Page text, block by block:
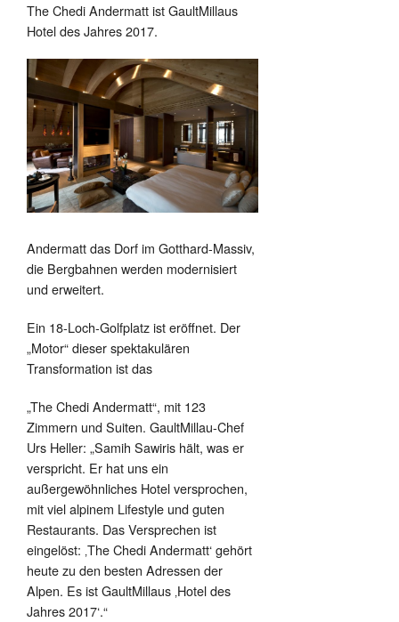
The Chedi Andermatt ist GaultMillaus
Hotel des Jahres 2017.
Andermatt das Dorf im Gotthard-Massiv,
die Bergbahnen werden modernisiert
und erweitert.
Ein 18-Loch-Golfplatz ist eröffnet. Der
„Motor“ dieser spektakulären
Transformation ist das
„The Chedi Andermatt“, mit 123
Zimmern und Suiten. GaultMillau-Chef
Urs Heller: „Samih Sawiris hält, was er
verspricht. Er hat uns ein
außergewöhnliches Hotel versprochen,
mit viel alpinem Lifestyle und guten
Restaurants. Das Versprechen ist
eingelöst: ‚The Chedi Andermatt‘ gehört
heute zu den besten Adressen der
Alpen. Es ist GaultMillaus ‚Hotel des
Jahres 2017‘.“